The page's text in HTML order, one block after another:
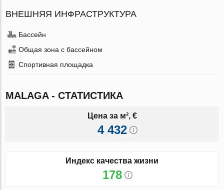
ВНЕШНЯЯ ИНФРАСТРУКТУРА
Бассейн
Общая зона с бассейном
Спортивная площадка
MALAGA - СТАТИСТИКА
Цена за м², €
4 432
Индекс качества жизни
178